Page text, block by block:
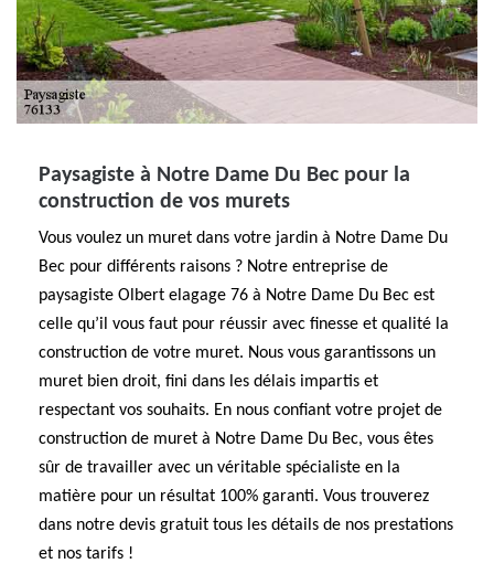
Paysagiste à Notre Dame Du Bec pour la
construction de vos murets
Vous voulez un muret dans votre jardin à Notre Dame Du
Bec pour différents raisons ? Notre entreprise de
paysagiste Olbert elagage 76 à Notre Dame Du Bec est
celle qu’il vous faut pour réussir avec finesse et qualité la
construction de votre muret. Nous vous garantissons un
muret bien droit, fini dans les délais impartis et
respectant vos souhaits. En nous confiant votre projet de
construction de muret à Notre Dame Du Bec, vous êtes
sûr de travailler avec un véritable spécialiste en la
matière pour un résultat 100% garanti. Vous trouverez
dans notre devis gratuit tous les détails de nos prestations
et nos tarifs !